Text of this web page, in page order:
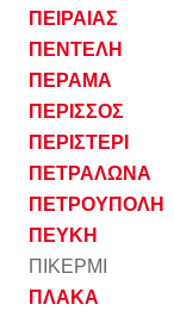
ΠΕΙΡΑΙΑΣ
ΠΕΝΤΕΛΗ
ΠΕΡΑΜΑ
ΠΕΡΙΣΣΟΣ
ΠΕΡΙΣΤΕΡΙ
ΠΕΤΡΑΛΩΝΑ
ΠΕΤΡΟΥΠΟΛΗ
ΠΕΥΚΗ
ΠΙΚΕΡΜΙ
ΠΛΑΚΑ